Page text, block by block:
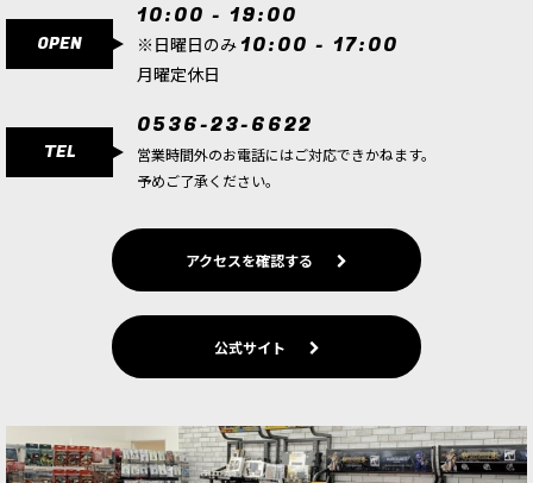
[スレイヴ・トゥ・ダークネス] “第一君主の懐刀”
エターナス [83-66]
9,300円(税込)
ゲーム「ウォーハンマー：エイジ・オヴ・シグマ
ー」スレイヴ・トゥ・ダークネスのリーダーユニ
ットとなるマルチパーツプラスチック製シタデル
ミニチュア1体。暗闇の君主ベ＝ラコールのチャ
[スレイヴ・トゥ・ダークネス] ディーモンプリン
ス[83-64]
12,800
ゲーム「ウォーハンマー：エイジ・オヴ・シグマ
ット、またはゲーム「ウォーハンマー40,000」ケ
イオス・スペースマリーン／ワールドイーター／
サウザンド・サン／…
OPEN
10:00 - 19:00
※日曜日のみ 10:00 - 17:00
月曜定休日
TEL
0536-23-6622
営業時間外のお電話にはご対応できかねます。
予めご了承ください。
アクセスを確認する
公式サイト